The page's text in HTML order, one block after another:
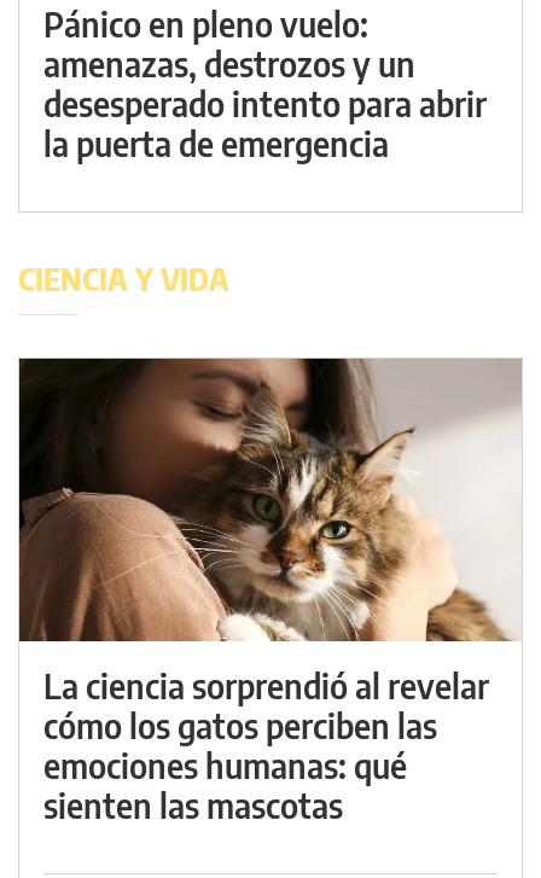
Pánico en pleno vuelo:
amenazas, destrozos y un
desesperado intento para abrir
la puerta de emergencia
CIENCIA Y VIDA
La ciencia sorprendió al revelar
cómo los gatos perciben las
emociones humanas: qué
sienten las mascotas